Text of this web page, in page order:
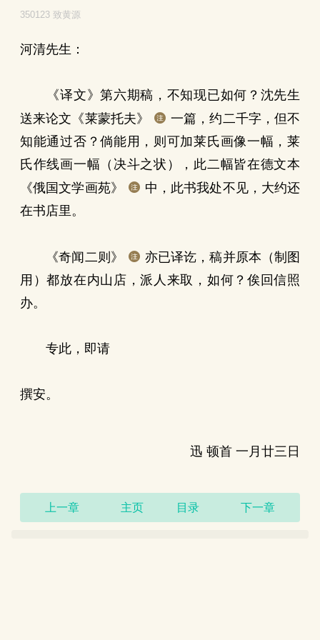
350123 致黄源
河清先生：
《译文》第六期稿，不知现已如何？沈先生
送来论文《莱蒙托夫》
一篇，约二千字，但不
知能通过否？倘能用，则可加莱氏画像一幅，莱
氏作线画一幅（决斗之状），此二幅皆在德文本
《俄国文学画苑》
中，此书我处不见，大约还
在书店里。
《奇闻二则》
亦已译讫，稿并原本（制图
用）都放在内山店，派人来取，如何？俟回信照
办。
专此，即请
撰安。
迅 顿首 一月廿三日
上一章 主页 目录 下一章